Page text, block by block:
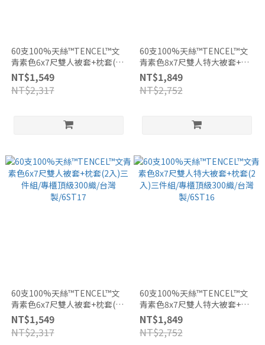
60支100%天絲™TENCEL™文
青素色6x7尺雙人被套+枕套(2
入)三件組/專櫃頂級300織/台灣
製/6ST23
NT$1,549
NT$2,317
60支100%天絲™TENCEL™文
青素色8x7尺雙人特大被套+枕
套(2入)三件組/專櫃頂級300織/
台灣製/6ST17
NT$1,849
NT$2,752
60支100%天絲™TENCEL™文
青素色6x7尺雙人被套+枕套(2
入)三件組/專櫃頂級300織/台灣
製/6ST17
NT$1,549
NT$2,317
60支100%天絲™TENCEL™文
青素色8x7尺雙人特大被套+枕
套(2入)三件組/專櫃頂級300織/
台灣製/6ST16
NT$1,849
NT$2,752